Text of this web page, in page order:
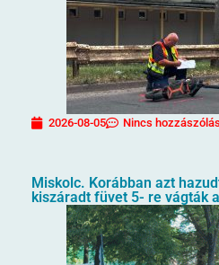
2026-08-05 Nincs hozzászólás
Miskolc. Korábban azt
kiszáradt füvet 5- re vágták